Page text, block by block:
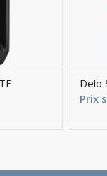
Delo
Prix